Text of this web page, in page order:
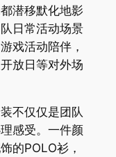
潜移默化地影
日常活动场景
戏活动陪伴，
放日等对外场
不仅仅是团队
感受。一件颜
的POLO衫，